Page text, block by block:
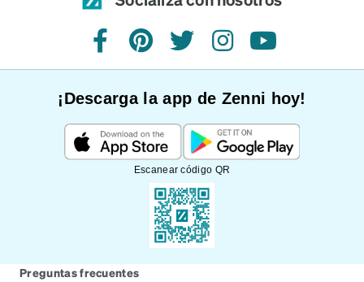
FacebookPinterestTwitterInstagramYouTube
¡Descarga la app de Zenni hoy!
Escanear código QR
Preguntas frecuentes